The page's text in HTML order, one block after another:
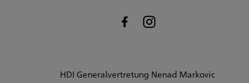
HDI Generalvertretung Nenad Markovic